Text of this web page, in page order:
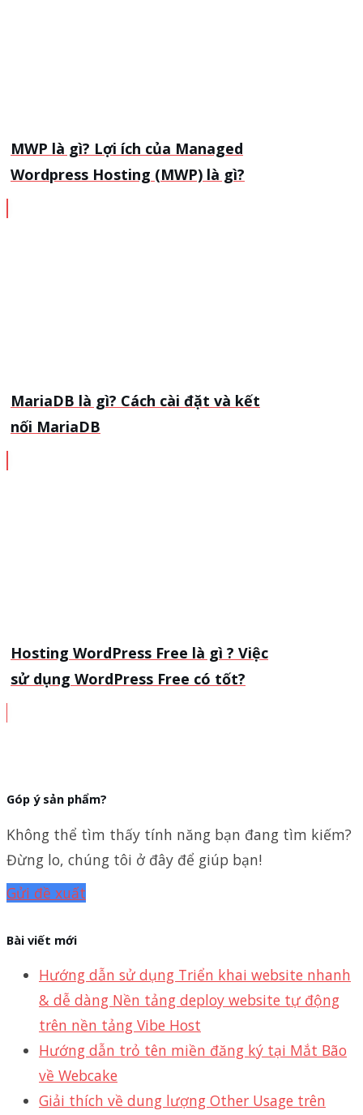
MWP là gì? Lợi ích của Managed
Wordpress Hosting (MWP) là gì?
MariaDB là gì? Cách cài đặt và kết
nối MariaDB
Hosting WordPress Free là gì ? Việc
sử dụng WordPress Free có tốt?
Góp ý sản phẩm?
Không thể tìm thấy tính năng bạn đang tìm kiếm?
Đừng lo, chúng tôi ở đây để giúp bạn!
Gửi đề xuất
Bài viết mới
Hướng dẫn sử dụng Triển khai website nhanh
& dễ dàng Nền tảng deploy website tự động
trên nền tảng Vibe Host
Hướng dẫn trỏ tên miền đăng ký tại Mắt Bão
về Webcake
Giải thích về dung lượng Other Usage trên